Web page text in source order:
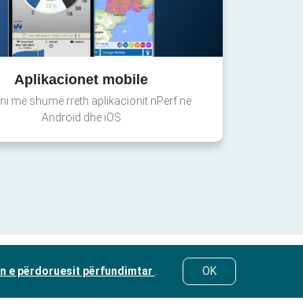
Aplikacionet mobile
më shumë rreth aplikacionit nPerf në
Android dhe iOS
e përdoruesit përfundimtar OK